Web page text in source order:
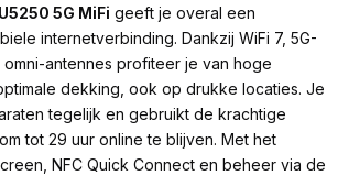
5G MiFi geeft je overal een
internetverbinding. Dankzij WiFi 7, 5G-
antennes profiteer je van hoge
dekking, ook op drukke locaties. Je
tegelijk en gebruikt de krachtige
tot 29 uur online te blijven. Met het
NFC Quick Connect en beheer via de